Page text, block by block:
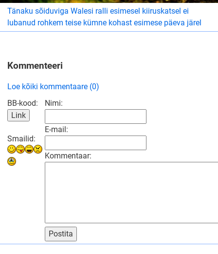
Tänaku sõiduviga Walesi ralli esimesel kiiruskatsel ei
lubanud rohkem teise kümne kohast esimese päeva järel
Kommenteeri
Loe kõiki kommentaare (0)
BB-kood:
Smailid:
Nimi:
E-mail:
Kommentaar:
Postita